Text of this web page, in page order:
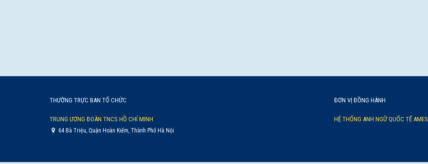
THƯỜNG TRỰC BAN TỔ CHỨC
TRUNG ƯƠNG ĐOÀN TNCS HỒ CHÍ MINH
64 Bà Triệu, Quận Hoàn Kiếm, Thành Phố Hà Nội
ĐƠN VỊ ĐỒNG HÀNH
HỆ THỐNG ANH NGỮ QUỐC TẾ AMES